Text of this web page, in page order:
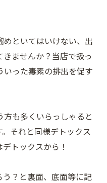
めといてはいけない、出
ませんか？当店で扱っ
った毒素の排出を促す
も多くいらっしゃると
それと同様デトックス
トックスから！
？と裏面、底面等に記